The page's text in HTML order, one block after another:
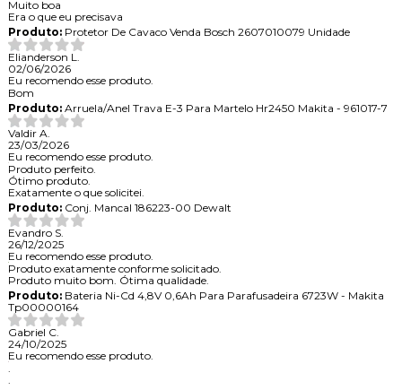
Muito boa
Era o que eu precisava
Produto:Protetor De Cavaco Venda Bosch 2607010079 Unidade
Elianderson L.
02/06/2026
Eu recomendo esse produto.
Bom
Produto:Arruela/Anel Trava E-3 Para Martelo Hr2450 Makita - 961017-7
Valdir A.
23/03/2026
Eu recomendo esse produto.
Produto perfeito.
Ótimo produto.
Exatamente o que solicitei.
Produto:Conj. Mancal 186223-00 Dewalt
Evandro S.
26/12/2025
Eu recomendo esse produto.
Produto exatamente conforme solicitado.
Produto muito bom. Ótima qualidade.
Produto:Bateria Ni-Cd 4,8V 0,6Ah Para Parafusadeira 6723W - Makita
Tp00000164
Gabriel C.
24/10/2025
Eu recomendo esse produto.
.
.